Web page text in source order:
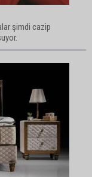
şimdi cazip